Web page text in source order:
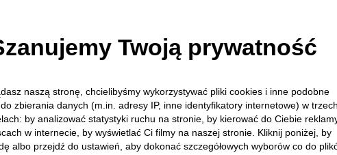
Pochwal się efektem.
Twoją prywatność
naszą stronę, chcielibyśmy wykorzystywać pliki cookies i inne podobne
zbierania danych (m.in. adresy IP, inne identyfikatory internetowe) w trzech
by analizować statystyki ruchu na stronie, by kierować do Ciebie
w internecie, by wyświetlać Ci filmy na naszej stronie. Kliknij poniżej, by
albo przejdź do ustawień, aby dokonać szczegółowych wyborów co do